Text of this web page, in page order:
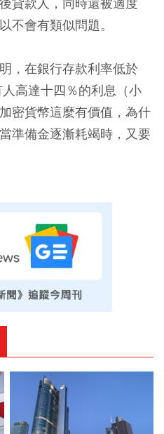
不會有類似問題。
，在銀行存款利率低於
高達十四％的利息（小
密貨幣這麼有價值，為什
準備金逐漸耗竭時，又要